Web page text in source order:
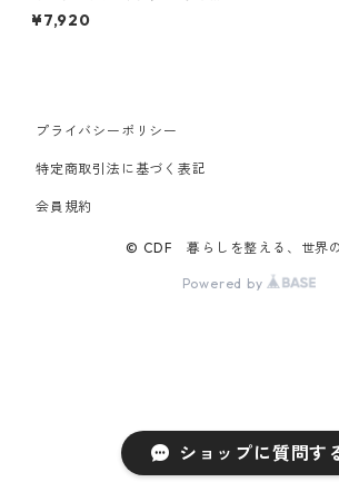
ショップに質問す
ルテーブルB5 ideaco minima
l steel furniture WALL Table
¥7,920
プライバシーポリシー
特定商取引法に基づく表記
会員規約
© CDF 暮らしを整える、世界
Powered by